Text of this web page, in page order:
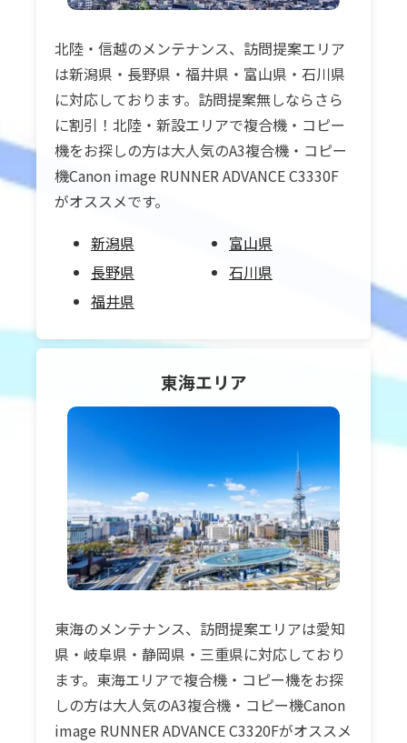
北陸・信越のメンテナンス、訪問提案エリア
は新潟県・長野県・福井県・富山県・石川県
に対応しております。訪問提案無しならさら
に割引！北陸・新設エリアで複合機・コピー
機をお探しの方は大人気のA3複合機・コピー
機Canon image RUNNER ADVANCE C3330F
がオススメです。
新潟県
長野県
福井県
富山県
石川県
東海エリア
東海のメンテナンス、訪問提案エリアは愛知
県・岐阜県・静岡県・三重県に対応しており
ます。東海エリアで複合機・コピー機をお探
しの方は大人気のA3複合機・コピー機Canon
image RUNNER ADVANCE C3320Fがオススメ